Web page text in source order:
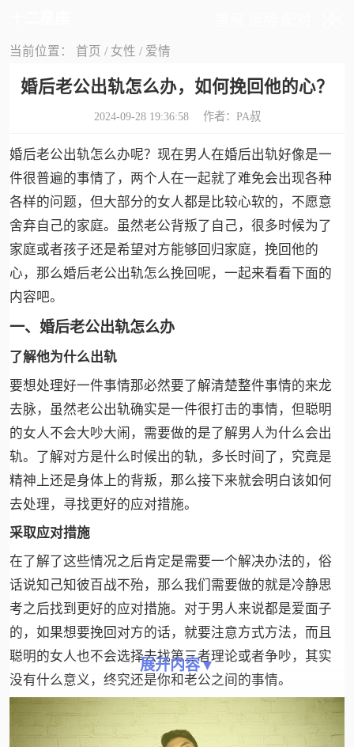
当前位置： 首页 / 女性 / 爱情
婚后老公出轨怎么办，如何挽回他的心？
2024-09-28 19:36:58 作者： PA叔
婚后老公出轨怎么办呢？现在男人在婚后出轨好像是一
件很普遍的事情了，两个人在一起就了难免会出现各种
各样的问题，但大部分的女人都是比较心软的，不愿意
舍弃自己的家庭。虽然老公背叛了自己，很多时候为了
家庭或者孩子还是希望对方能够回归家庭，挽回他的
心，那么婚后老公出轨怎么挽回呢，一起来看看下面的
内容吧。
一、婚后老公出轨怎么办
了解他为什么出轨
要想处理好一件事情那必然要了解清楚整件事情的来龙
去脉，虽然老公出轨确实是一件很打击的事情，但聪明
的女人不会大吵大闹，需要做的是了解男人为什么会出
轨。了解对方是什么时候出的轨，多长时间了，究竟是
精神上还是身体上的背叛，那么接下来就会明白该如何
去处理，寻找更好的应对措施。
采取应对措施
在了解了这些情况之后肯定是需要一个解决办法的，俗
话说知己知彼百战不殆，那么我们需要做的就是冷静思
考之后找到更好的应对措施。对于男人来说都是爱面子
的，如果想要挽回对方的话，就要注意方式方法，而且
聪明的女人也不会选择去找第三者理论或者争吵，其实
没有什么意义，终究还是你和老公之间的事情。
展开内容▼